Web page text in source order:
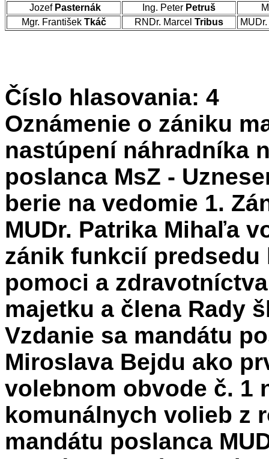
Jozef Pasternák Ing. Peter Petruš
Mgr. František Tkáč RNDr. Marcel Tribus
Číslo hlasovania: 4
Oznámenie o zániku
nastúpení náhradníka
poslanca MsZ -
berie na vedomie 1.
MUDr. Patrika Mihaľa
zánik funkcií
pomoci a
majetku a člena Rady
Vzdanie sa mandátu
Miroslava Bejdu ako
volebnom obvode č. 1
komunálnych volieb z
mandátu poslanca